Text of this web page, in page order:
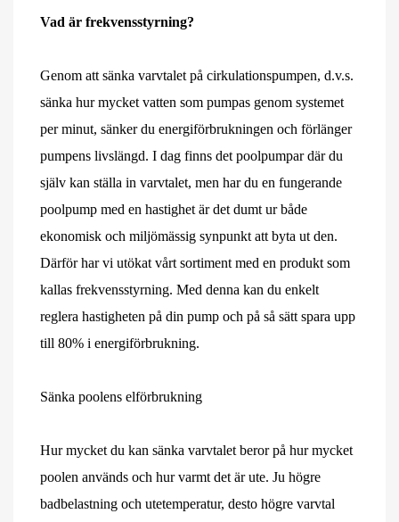
Vad är frekvensstyrning?
Genom att sänka varvtalet på cirkulationspumpen, d.v.s.
sänka hur mycket vatten som pumpas genom systemet
per minut, sänker du energiförbrukningen och förlänger
pumpens livslängd. I dag finns det poolpumpar där du
själv kan ställa in varvtalet, men har du en fungerande
poolpump med en hastighet är det dumt ur både
ekonomisk och miljömässig synpunkt att byta ut den.
Därför har vi utökat vårt sortiment med en produkt som
kallas frekvensstyrning. Med denna kan du enkelt
reglera hastigheten på din pump och på så sätt spara upp
till 80% i energiförbrukning.
Sänka poolens elförbrukning
Hur mycket du kan sänka varvtalet beror på hur mycket
poolen används och hur varmt det är ute. Ju högre
badbelastning och utetemperatur, desto högre varvtal